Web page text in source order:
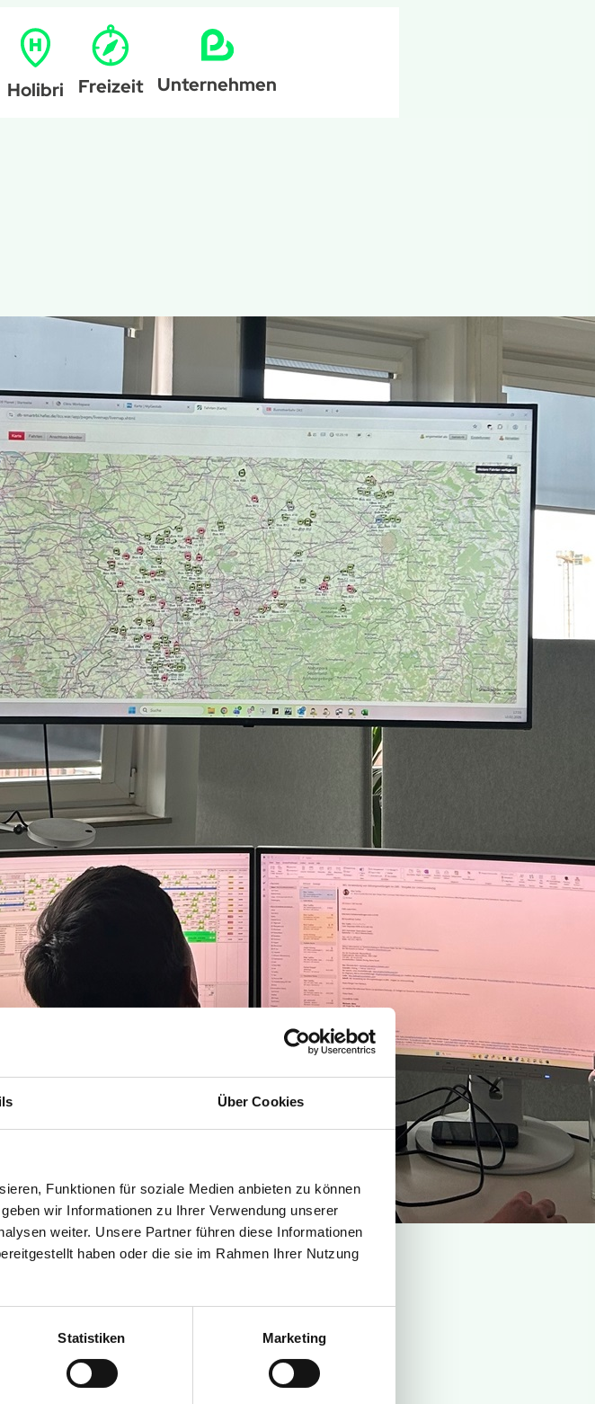
Über Cookies
Funktionen für soziale Medien anbieten zu können
wir Informationen zu Ihrer Verwendung unserer
weiter. Unsere Partner führen diese Informationen
haben oder die sie im Rahmen Ihrer Nutzung
Statistiken Marketing
Holibri Freizeit Unternehmen